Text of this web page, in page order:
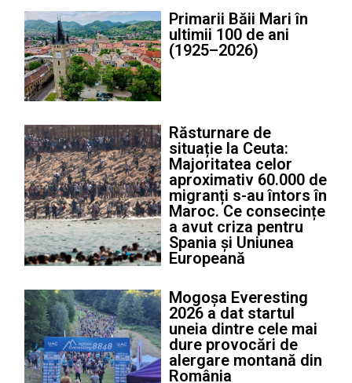
Primarii Băii Mari în
ultimii 100 de ani
(1925–2026)
Răsturnare de
situație la Ceuta:
Majoritatea celor
aproximativ 60.000 de
migranți s-au întors în
Maroc. Ce consecințe
a avut criza pentru
Spania și Uniunea
Europeană
Mogoșa Everesting
2026 a dat startul
uneia dintre cele mai
dure provocări de
alergare montană din
România